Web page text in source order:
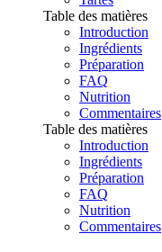
Table des matières
Introduction
Ingrédients
Préparation
FAQ
Nutrition
Commentaires
Table des matières
Introduction
Ingrédients
Préparation
FAQ
Nutrition
Commentaires